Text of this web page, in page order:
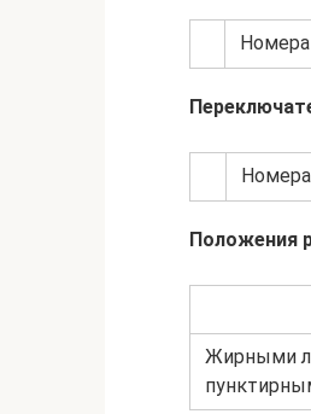
Номера
Положения
Жирными